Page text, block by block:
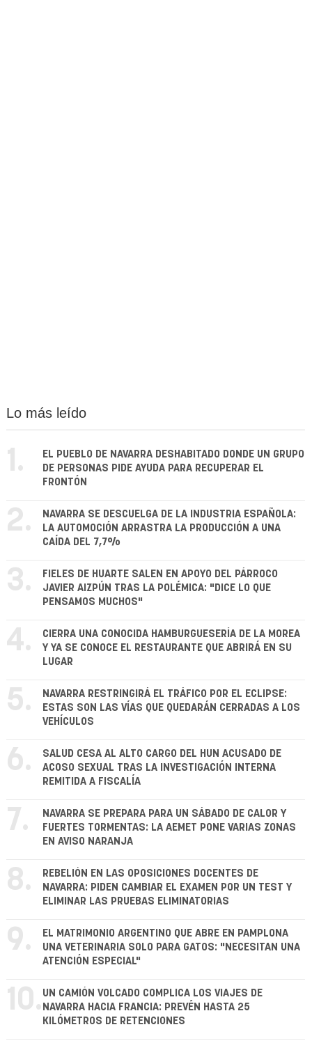
Lo más leído
1.
EL PUEBLO DE NAVARRA DESHABITADO DONDE UN GRUPO
DE PERSONAS PIDE AYUDA PARA RECUPERAR EL
FRONTÓN
2.
NAVARRA SE DESCUELGA DE LA INDUSTRIA ESPAÑOLA:
LA AUTOMOCIÓN ARRASTRA LA PRODUCCIÓN A UNA
CAÍDA DEL 7,7%
3.
FIELES DE HUARTE SALEN EN APOYO DEL PÁRROCO
JAVIER AIZPÚN TRAS LA POLÉMICA: "DICE LO QUE
PENSAMOS MUCHOS"
4.
CIERRA UNA CONOCIDA HAMBURGUESERÍA DE LA MOREA
Y YA SE CONOCE EL RESTAURANTE QUE ABRIRÁ EN SU
LUGAR
5.
NAVARRA RESTRINGIRÁ EL TRÁFICO POR EL ECLIPSE:
ESTAS SON LAS VÍAS QUE QUEDARÁN CERRADAS A LOS
VEHÍCULOS
6.
SALUD CESA AL ALTO CARGO DEL HUN ACUSADO DE
ACOSO SEXUAL TRAS LA INVESTIGACIÓN INTERNA
REMITIDA A FISCALÍA
7.
NAVARRA SE PREPARA PARA UN SÁBADO DE CALOR Y
FUERTES TORMENTAS: LA AEMET PONE VARIAS ZONAS
EN AVISO NARANJA
8.
REBELIÓN EN LAS OPOSICIONES DOCENTES DE
NAVARRA: PIDEN CAMBIAR EL EXAMEN POR UN TEST Y
ELIMINAR LAS PRUEBAS ELIMINATORIAS
9.
EL MATRIMONIO ARGENTINO QUE ABRE EN PAMPLONA
UNA VETERINARIA SOLO PARA GATOS: "NECESITAN UNA
ATENCIÓN ESPECIAL"
10. UN CAMIÓN VOLCADO COMPLICA LOS VIAJES DE
NAVARRA HACIA FRANCIA: PREVÉN HASTA 25
KILÓMETROS DE RETENCIONES